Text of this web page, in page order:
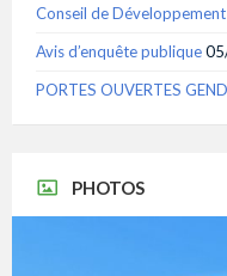
Conseil de Développement
Avis d’enquête publique
PORTES OUVERTES
PHOTOS